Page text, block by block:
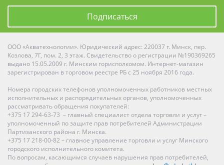
Подписаться
ООО «Акватехнологии». Юридический адрес: 220037 г. Минск, пер.
Козлова, 7Г, пом. 2, 3 этаж. Свидетельство о регистрации №190369265
выдано 15.05.2009 г. Минским горисполкомом. Интернет-магазин
зарегистрирован в торговом реестре РБ с 25 ноября 2016 года.
Номера городских телефонов уполномоченных работников местных
исполнительных и распорядительных органов, уполномоченных
рассматривать обращения покупателей:
+375 17 294-63-73 – главный специалист отдела торговли и услуг –
уполномоченный по защите прав потребителей Администрации
Партизанского района г. Минска.
+375 17 218-00-82 – главное управление торговли и услуг Минского
городского исполнительного комитета.
По вопросам, касающимся случаев нарушения прав потребителей,